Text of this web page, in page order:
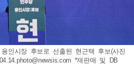
인시장 후보로 선출된 현근택 후보(사진
*재판매 및 DB